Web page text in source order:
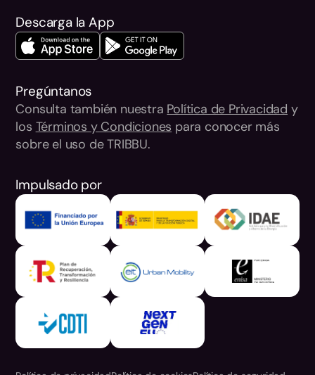
Descarga la App
Pregúntanos
Consulta también nuestra Política de Privacidad y
los Términos y Condiciones para conocer más
sobre el uso de TRIBBU.
Impulsado por